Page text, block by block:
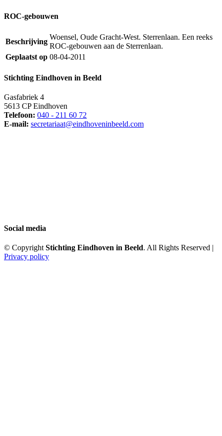
ROC-gebouwen
Beschrijving
Woensel, Oude Gracht-West. Sterrenlaan. Een reeks
ROC-gebouwen aan de Sterrenlaan.
Geplaatst op 08-04-2011
Stichting Eindhoven in Beeld
Gasfabriek 4
5613 CP Eindhoven
Telefoon: 040 - 211 60 72
E-mail: secretariaat@eindhoveninbeeld.com
Social media
© Copyright Stichting Eindhoven in Beeld. All Rights Reserved |
Privacy policy